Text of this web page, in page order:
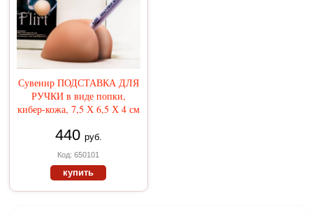
Сувенир ПОДСТАВКА ДЛЯ
РУЧКИ в виде попки,
кибер-кожа, 7,5 Х 6,5 Х 4 см
440 руб.
Код: 650101
купить